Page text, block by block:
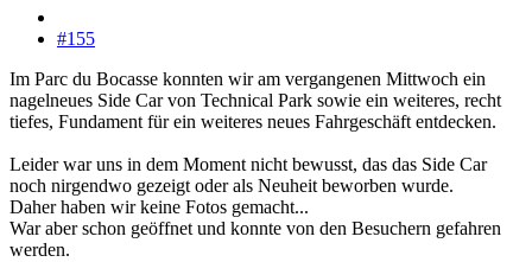
#155
Im Parc du Bocasse konnten wir am vergangenen Mittwoch ein
nagelneues Side Car von Technical Park sowie ein weiteres, recht
tiefes, Fundament für ein weiteres neues Fahrgeschäft entdecken.
Leider war uns in dem Moment nicht bewusst, das das Side Car
noch nirgendwo gezeigt oder als Neuheit beworben wurde.
Daher haben wir keine Fotos gemacht...
War aber schon geöffnet und konnte von den Besuchern gefahren
werden.